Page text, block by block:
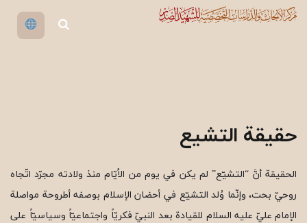
حقیقة التشیع
الحقيقة أنَّ “التشيّع” لم يكن في يوم من الأيّام منذ ولادته مجرّد اتّجاه
روحيّ بحت، وإنّما وُلد التشيّع في أحضان الإسلام بوصفه أطروحة مواصلة
الإمام عليّ عليه السلام للقيادة بعد النبيّ فكريّاً واجتماعيّاً وسياسيّاً على